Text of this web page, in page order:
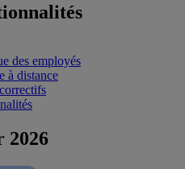
des employés
à distance
2026